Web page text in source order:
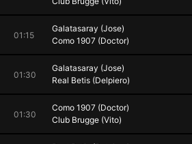
01:15
Galatasaray (Jose)
Como 1907 (Doctor)
01:30
Galatasaray (Jose)
Real Betis (Delpiero)
01:30
Como 1907 (Doctor)
Club Brugge (Vito)